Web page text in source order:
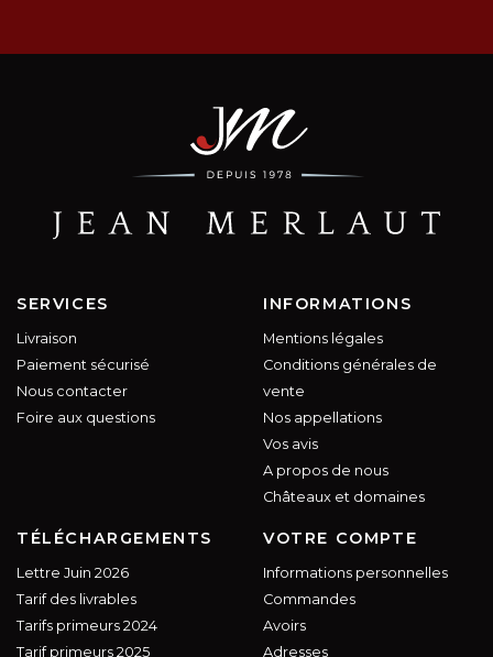
SERVICES
Livraison
Paiement sécurisé
Nous contacter
Foire aux questions
INFORMATIONS
Mentions légales
Conditions générales de
vente
Nos appellations
Vos avis
A propos de nous
Châteaux et domaines
TÉLÉCHARGEMENTS
Lettre Juin 2026
Tarif des livrables
Tarifs primeurs 2024
Tarif primeurs 2025
VOTRE COMPTE
Informations personnelles
Commandes
Avoirs
Adresses